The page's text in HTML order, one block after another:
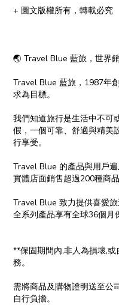
+ 圖文版權所有，轉載必究
🌏 Travel Blue 藍旅，世界
Travel Blue 藍旅，1987年
求為目標。
我們知道旅行是生活中不可
假，一個可靠、舒適與精美
行享受。
Travel Blue 的產品與用戶
實體店面銷售超過200種商品
Travel Blue 致力提供喜愛
全系列產品享有全球36個月
**保固期間內,非人為損壞,
務。
需將商品及購物證明送至公
自行負擔。